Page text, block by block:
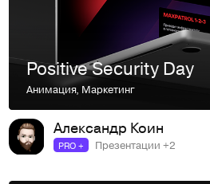
Positive Security Day
Анимация, Маркетинг
Александр Коин
PRO + Презентации +2